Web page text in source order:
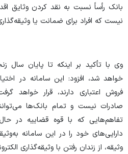
بانک رأساً نسبت به نقد کردن وثایق
نیست که افراد برای ضمانت یا
وی با تأکید بر اینکه تا پایان سال
خواهد شد، افزود: این سامانه در
فروش اعتباری دارند، قرار خواهد
صادرات نیست و تمام بانک‌ها
تفاهم‌هایی که با قوه قضاییه در حال
دارایی‌های خود را در این سامانه
وثیقه، از زندان رفتن با وثیقه‌گذاری